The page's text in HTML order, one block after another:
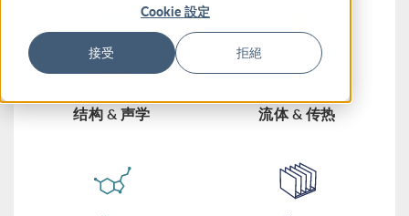
Cookie 設定
接受 拒絕
仿真流程
结构 & 声学 流体 & 传热